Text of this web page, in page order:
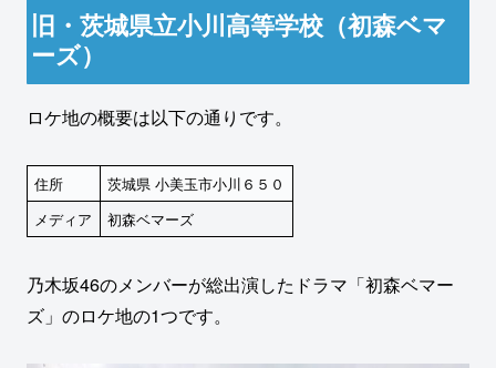
旧・茨城県立小川高等学校（初森ベマ
ーズ）
ロケ地の概要は以下の通りです。
住所
茨城県 小美玉市小川６５０
メディア
初森ベマーズ
乃木坂46のメンバーが総出演したドラマ「初森ベマー
ズ」のロケ地の1つです。